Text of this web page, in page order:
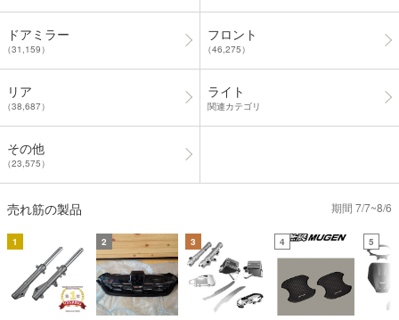
ドアミラー
（31,159）
フロント
（46,275）
リア
（38,687）
ライト
関連カテゴリ
その他
（23,575）
売れ筋の製品 期間 7/7~8/6
1 2 3 4 5